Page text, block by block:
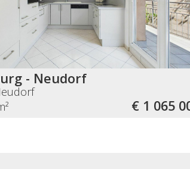
- Neudorf
€ 1 065